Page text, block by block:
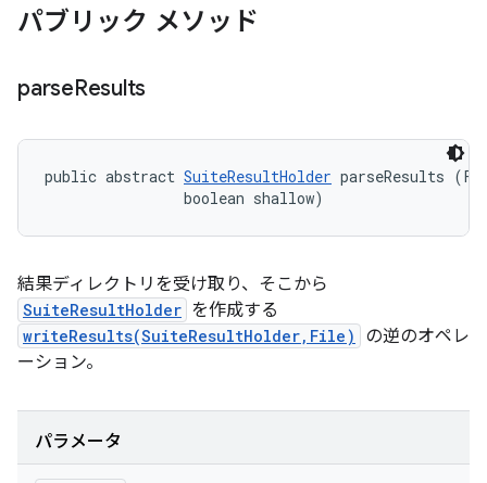
パブリック メソッド
parseResults
public abstract SuiteResultHolder parseResults
                boolean shallow)
結果ディレクトリを受け取り、そこから
SuiteResultHolder を作成する
writeResults(SuiteResultHolder,File)
の逆のオペレ
ーション。
パラメータ